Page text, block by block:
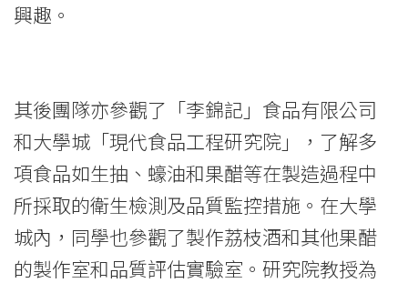
興趣。
其後團隊亦參觀了「李錦記」食品有限公司
和大學城「現代食品工程研究院」，了解多
項食品如生抽、蠔油和果醋等在製造過程中
所採取的衛生檢測及品質監控措施。在大學
城內，同學也參觀了製作荔枝酒和其他果醋
的製作室和品質評估實驗室。研究院教授為